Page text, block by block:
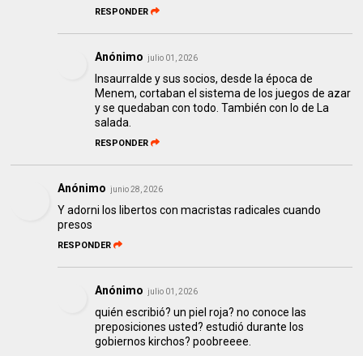
RESPONDER
Anónimo julio 01, 2026
Insaurralde y sus socios, desde la época de
Menem, cortaban el sistema de los juegos de azar
y se quedaban con todo. También con lo de La
salada.
RESPONDER
Anónimo junio 28, 2026
Y adorni los libertos con macristas radicales cuando
presos
RESPONDER
Anónimo julio 01, 2026
quién escribió? un piel roja? no conoce las
preposiciones usted? estudió durante los
gobiernos kirchos? poobreeee.